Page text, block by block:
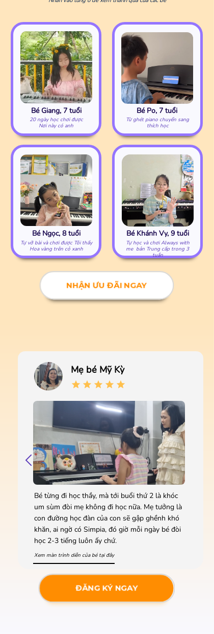
NHẬN ƯU ĐÃI NGAY
Bé Po, 7 tuổi
Bé Giang, 7 tuổi
Bé Ngọc, 8 tuổi Bé Khánh Vy, 9 tuổi
20 ngày học chơi được
Nơi này có anh
Từ ghét piano chuyển sang
thích học
Tự vỡ bài và chơi được Tôi thấy
Hoa vàng trên cỏ xanh
Tự học và chơi Always with
me bản Trung cấp trong 3
tuần
Mẹ bé Mỹ Kỳ
Bé từng đi học thầy, mà tới buổi thứ 2 là khóc
um sùm đòi mẹ không đi học nữa. Mẹ tưởng là
con đường học đàn của con sẽ gập ghềnh khó
khăn, ai ngờ có Simpia, đó giờ mỗi ngày bé đòi
học 2-3 tiếng luôn ấy chứ.
Xem màn trình diễn của bé tại đây
ĐĂNG KÝ NGAY